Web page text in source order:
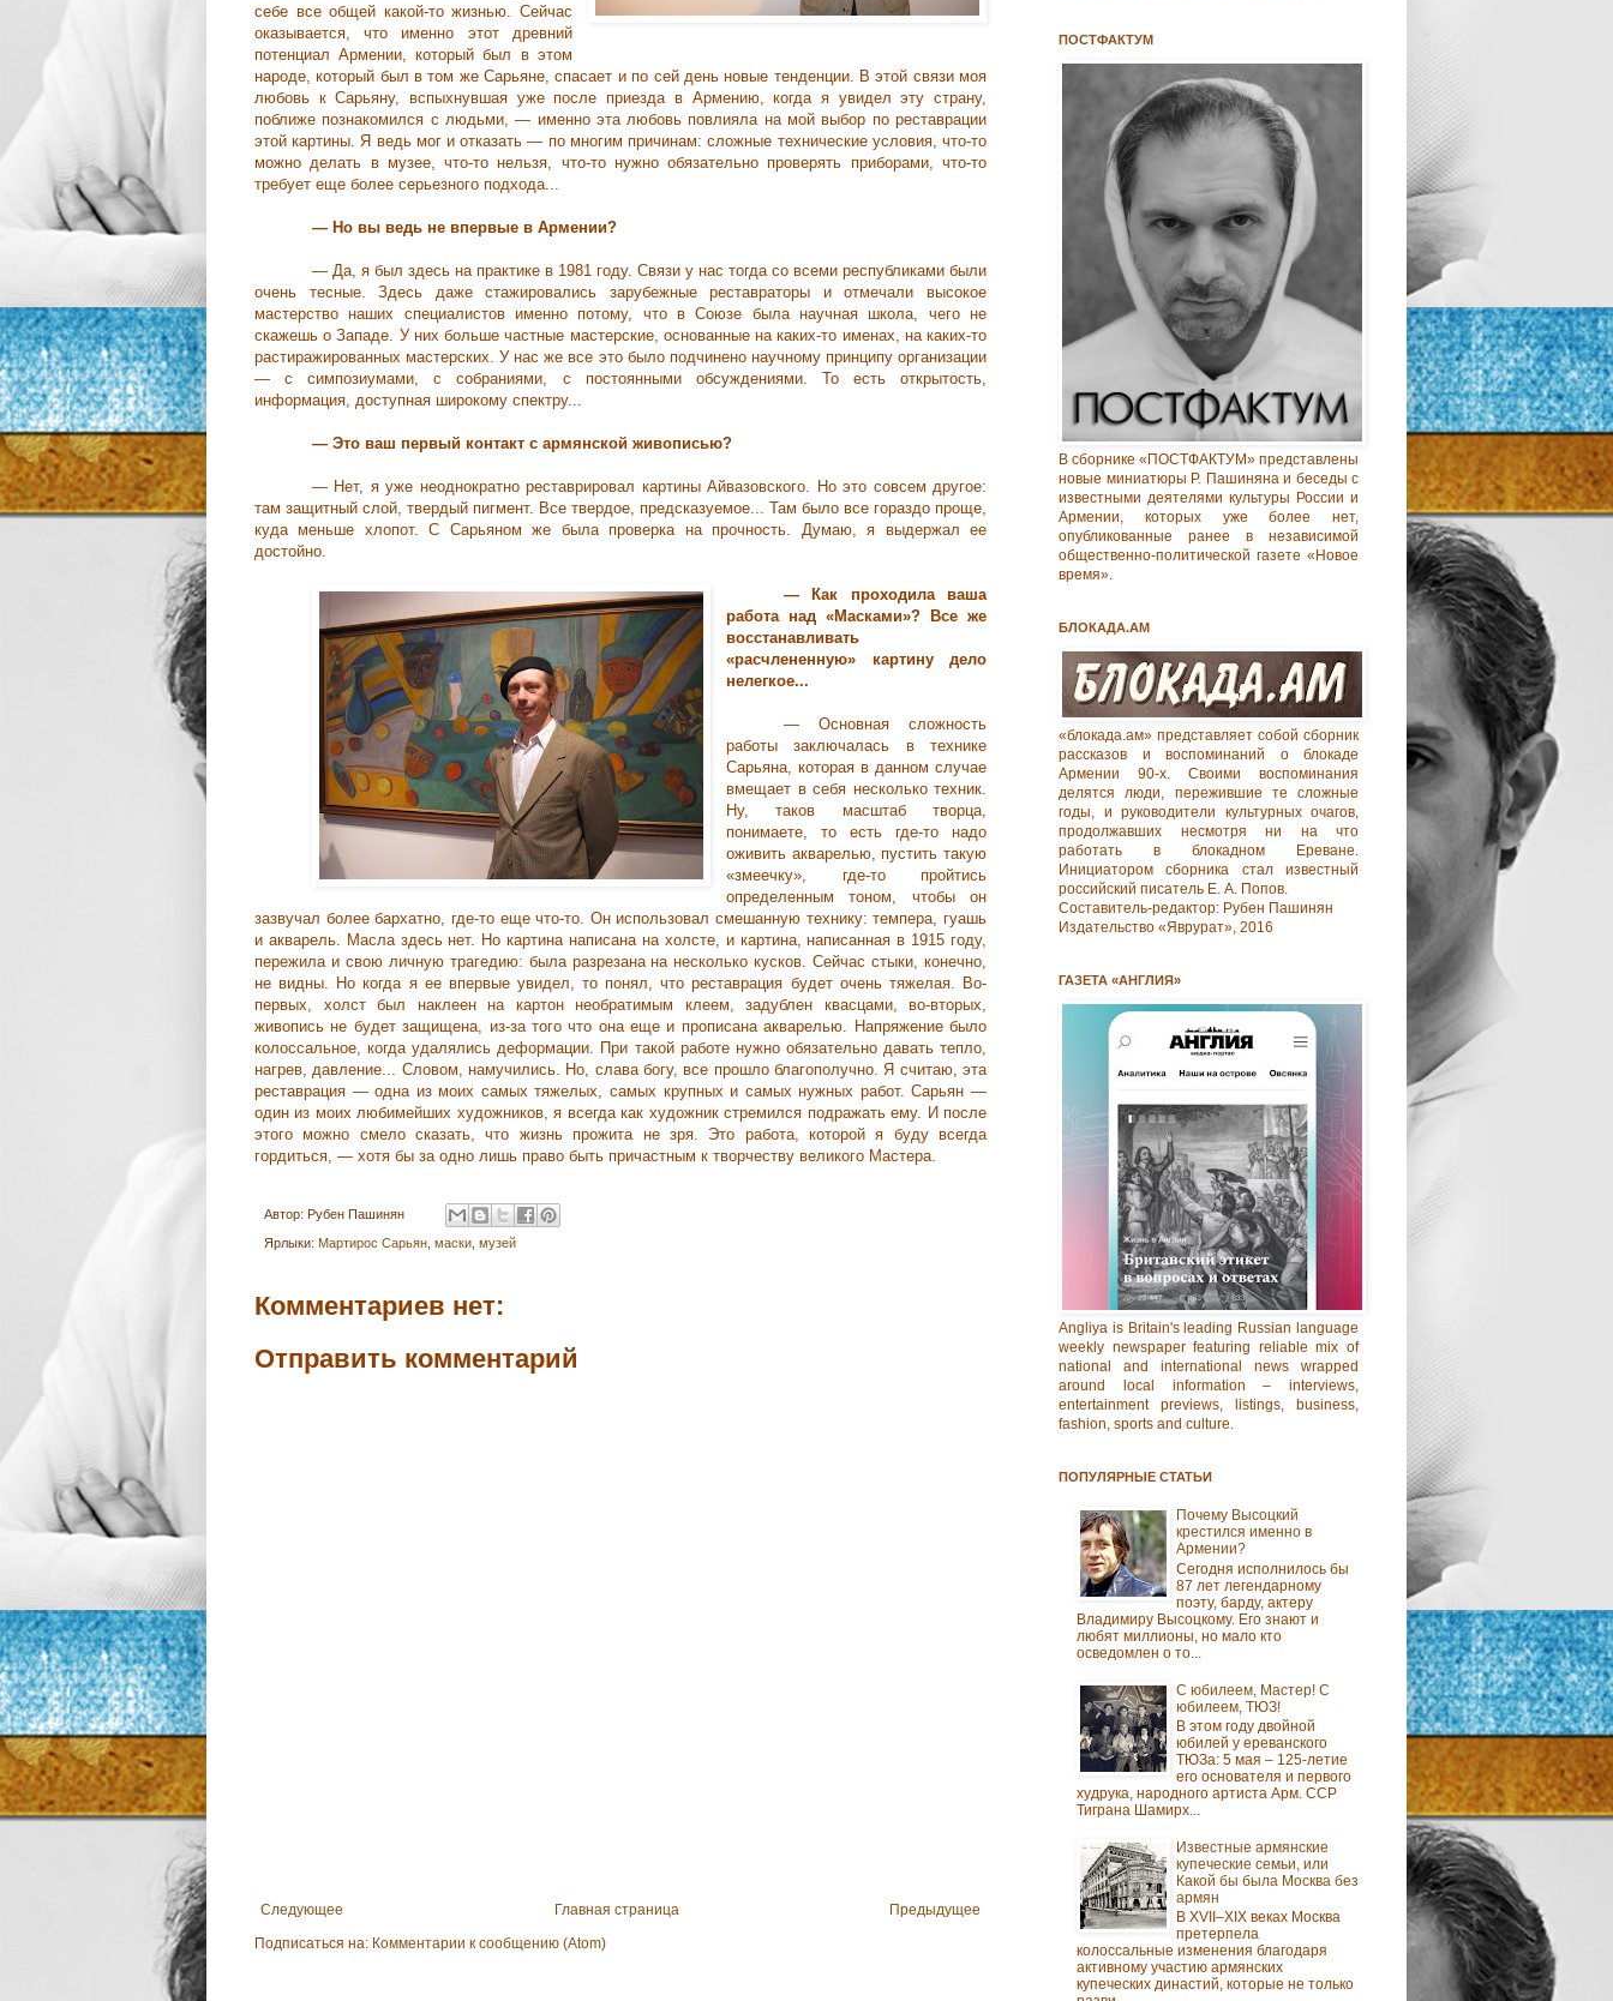
себе все общей какой-то жизнью. Сейчас
оказывается, что именно этот древний
потенциал Армении, который был в этом
народе, который был в том же Сарьяне, спасает и по сей день новые тенденции. В этой связи моя
любовь к Сарьяну, вспыхнувшая уже после приезда в Армению, когда я увидел эту страну,
поближе познакомился с людьми, — именно эта любовь повлияла на мой выбор по реставрации
этой картины. Я ведь мог и отказать — по многим причинам: сложные технические условия, что-то
можно делать в музее, что-то нельзя, что-то нужно обязательно проверять приборами, что-то
требует еще более серьезного подхода...
— Но вы ведь не впервые в Армении?
— Да, я был здесь на практике в 1981 году. Связи у нас тогда со всеми республиками были
очень тесные. Здесь даже стажировались зарубежные реставраторы и отмечали высокое
мастерство наших специалистов именно потому, что в Союзе была научная школа, чего не
скажешь о Западе. У них больше частные мастерские, основанные на каких-то именах, на каких-то
растиражированных мастерских. У нас же все это было подчинено научному принципу организации
— с симпозиумами, с собраниями, с постоянными обсуждениями. То есть открытость,
информация, доступная широкому спектру...
— Это ваш первый контакт с армянской живописью?
— Нет, я уже неоднократно реставрировал картины Айвазовского. Но это совсем другое:
там защитный слой, твердый пигмент. Все твердое, предсказуемое... Там было все гораздо проще,
куда меньше хлопот. С Сарьяном же была проверка на прочность. Думаю, я выдержал ее
достойно.
— Как проходила ваша
работа над «Масками»? Все же
восстанавливать
«расчлененную» картину дело
нелегкое...
— Основная сложность
работы заключалась в технике
Сарьяна, которая в данном случае
вмещает в себя несколько техник.
Ну, таков масштаб творца,
понимаете, то есть где-то надо
оживить акварелью, пустить такую
«змеечку», где-то пройтись
определенным тоном, чтобы он
зазвучал более бархатно, где-то еще что-то. Он использовал смешанную технику: темпера, гуашь
и акварель. Масла здесь нет. Но картина написана на холсте, и картина, написанная в 1915 году,
пережила и свою личную трагедию: была разрезана на несколько кусков. Сейчас стыки, конечно,
не видны. Но когда я ее впервые увидел, то понял, что реставрация будет очень тяжелая. Во-
первых, холст был наклеен на картон необратимым клеем, задублен квасцами, во-вторых,
живопись не будет защищена, из-за того что она еще и прописана акварелью. Напряжение было
колоссальное, когда удалялись деформации. При такой работе нужно обязательно давать тепло,
нагрев, давление... Словом, намучились. Но, слава богу, все прошло благополучно. Я считаю, эта
реставрация — одна из моих самых тяжелых, самых крупных и самых нужных работ. Сарьян —
один из моих любимейших художников, я всегда как художник стремился подражать ему. И после
этого можно смело сказать, что жизнь прожита не зря. Это работа, которой я буду всегда
гордиться, — хотя бы за одно лишь право быть причастным к творчеству великого Мастера.
Автор: Рубен Пашинян
Ярлыки: Мартирос Сарьян маски музей
Комментариев нет:
Отправить комментарий
Следующее Предыдущее
Главная страница
Подписаться на: Комментарии к сообщению (Atom)
ПОСТФАКТУМ
В сборнике «ПОСТФАКТУМ» представлены
новые миниатюры Р. Пашиняна и беседы с
известными деятелями культуры России и
Армении, которых уже более нет,
опубликованные ранее в независимой
общественно-политической газете «Новое
время».
БЛОКАДА.АМ
«блокада.ам» представляет собой сборник
рассказов и воспоминаний о блокаде
Армении 90-х. Своими воспоминания
делятся люди, пережившие те сложные
годы, и руководители культурных очагов,
продолжавших несмотря ни на что
работать в блокадном Ереване.
Инициатором сборника стал известный
российский писатель Е. А. Попов.
Составитель-редактор: Рубен Пашинян
Издательство «Яврурат», 2016
ГАЗЕТА «АНГЛИЯ»
Angliya is Britain's leading Russian language
weekly newspaper featuring reliable mix of
national and international news wrapped
around local information – interviews,
entertainment previews, listings, business,
fashion, sports and culture.
ПОПУЛЯРНЫЕ СТАТЬИ
Почему Высоцкий
крестился именно в
Армении?
Сегодня исполнилось бы
87 лет легендарному
поэту, барду, актеру
Владимиру Высоцкому. Его знают и
любят миллионы, но мало кто
осведомлен о то...
С юбилеем, Мастер! С
юбилеем, ТЮЗ!
В этом году двойной
юбилей у ереванского
ТЮЗа: 5 мая – 125-летие
его основателя и первого
худрука, народного артиста Арм. ССР
Тиграна Шамирх...
Известные армянские
купеческие семьи, или
Какой бы была Москва без
армян
В XVII–XIX веках Москва
претерпела
колоссальные изменения благодаря
активному участию армянских
купеческих династий, которые не только